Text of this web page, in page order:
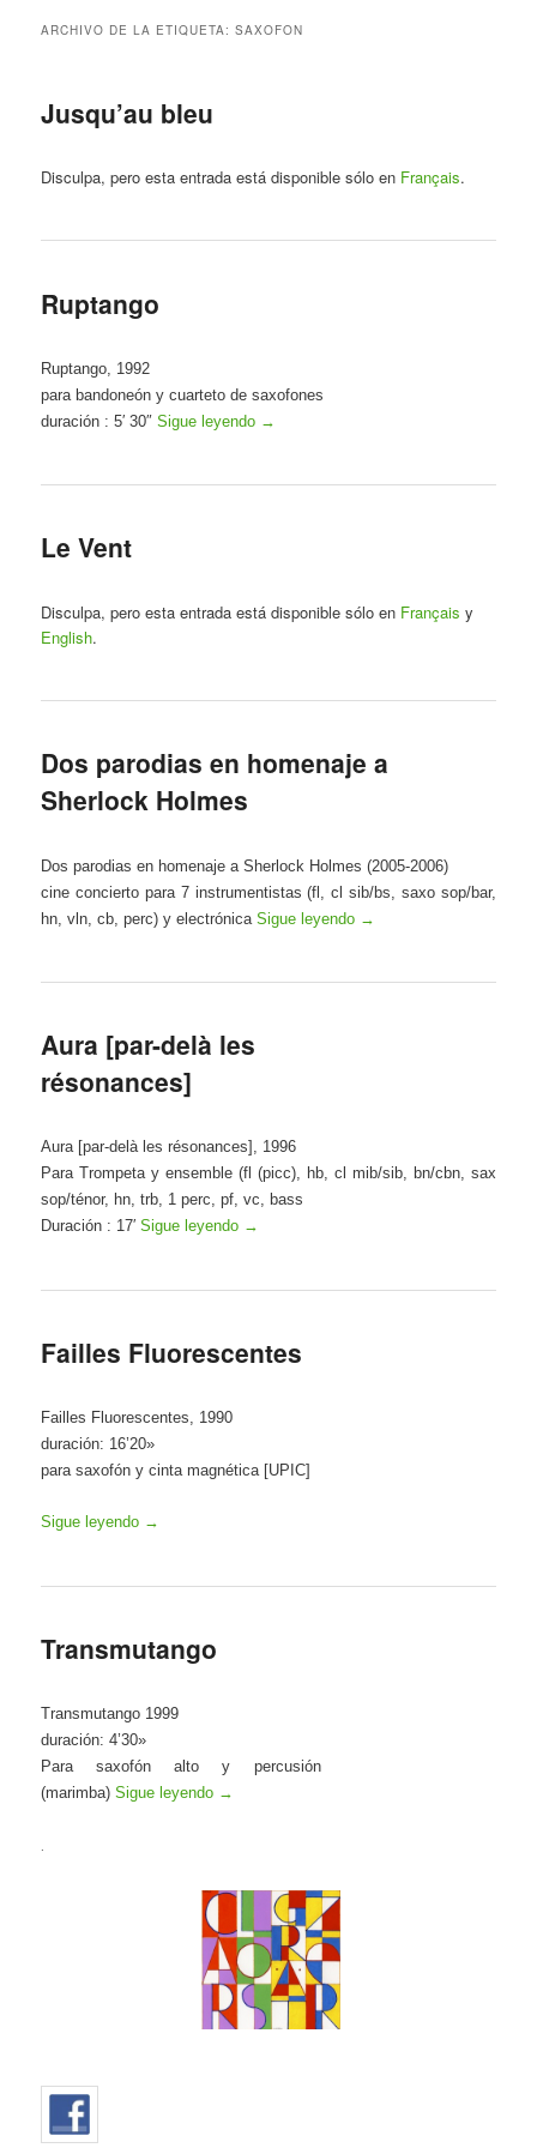
ARCHIVO DE LA ETIQUETA:SAXOFON
Jusqu’au bleu
Disculpa, pero esta entrada está disponible sólo en Français.
Ruptango
Ruptango, 1992
para bandoneón y cuarteto de saxofones
duración : 5′ 30″Sigue leyendo →
Le Vent
Disculpa, pero esta entrada está disponible sólo en Français y
English.
Dos parodias en homenaje a
Sherlock Holmes
Dos parodias en homenaje a Sherlock Holmes (2005-2006)
cine concierto para 7 instrumentistas (fl, cl sib/bs, saxo sop/bar,
hn, vln, cb, perc) y electrónicaSigue leyendo →
Aura [par-delà les
résonances]
Aura [par-delà les résonances], 1996
Para Trompeta y ensemble (fl (picc), hb, cl mib/sib, bn/cbn, sax
sop/ténor, hn, trb, 1 perc, pf, vc, bass
Duración : 17′Sigue leyendo →
Failles Fluorescentes
Failles Fluorescentes, 1990
duración: 16’20»
para saxofón y cinta magnética [UPIC]
Sigue leyendo →
Transmutango
Transmutango 1999
duración: 4’30»
Para saxofón alto y percusión
(marimba)Sigue leyendo →
.